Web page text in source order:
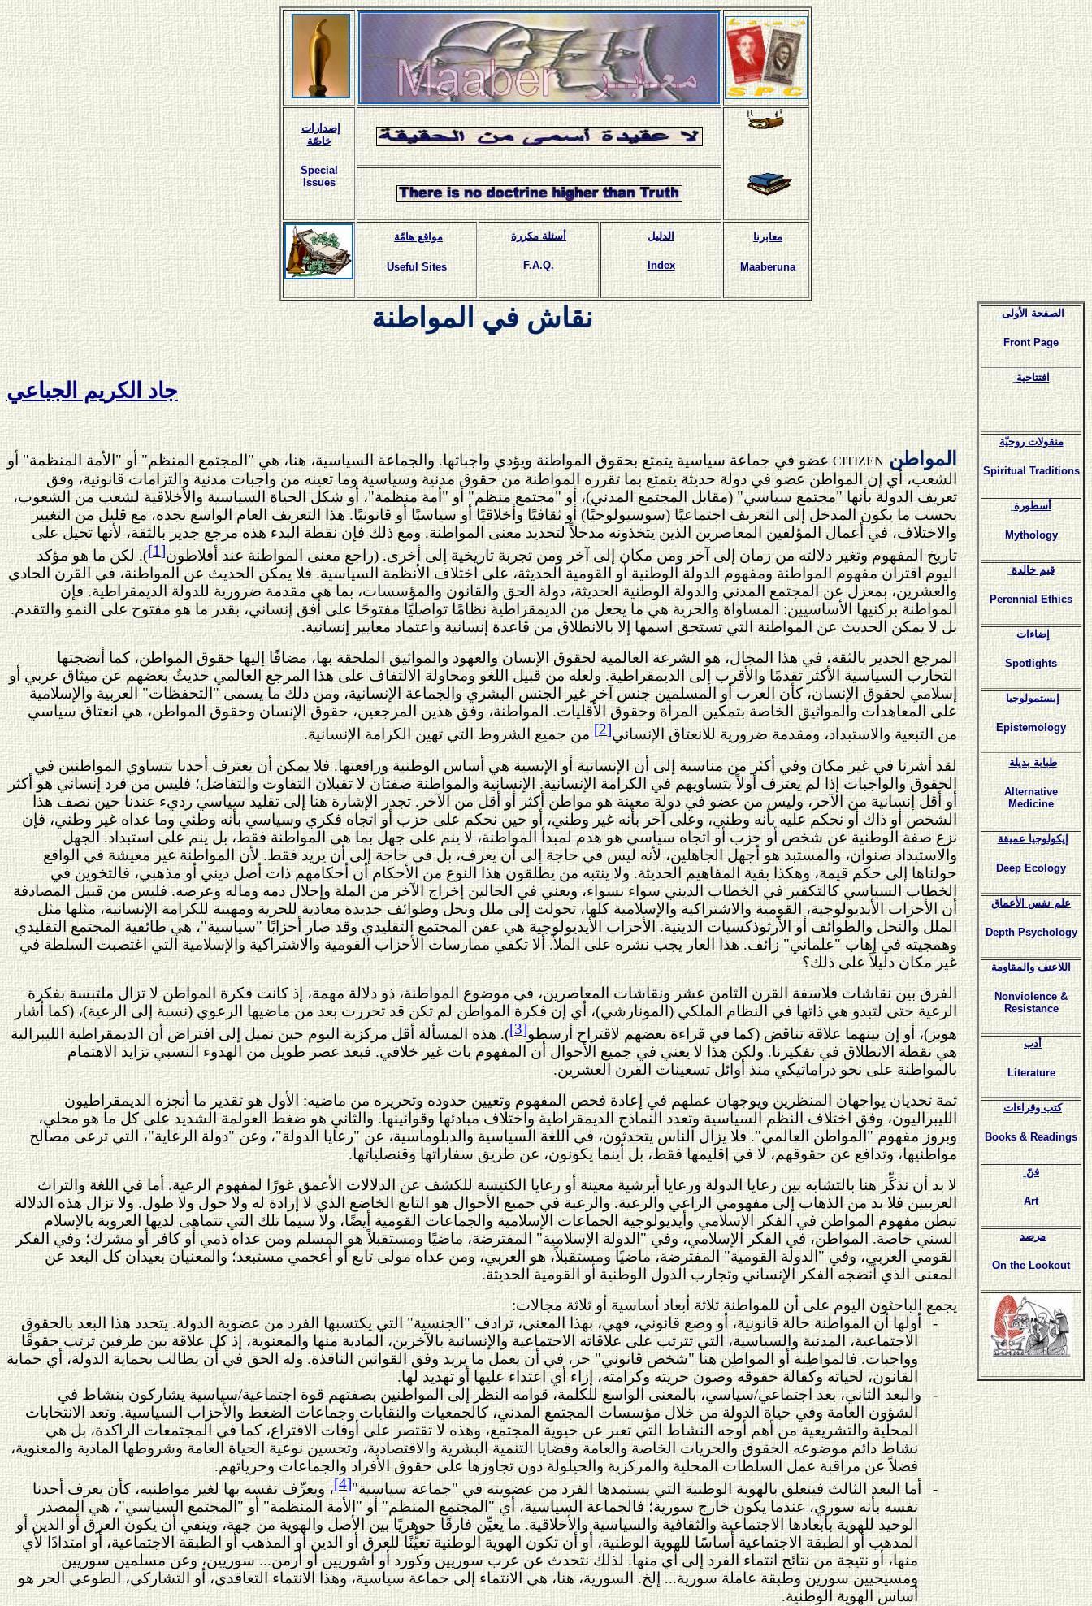
إصدارات
خاصّة
Special
Issues
مواقع هامّة
Useful Sites
أسئلة مكررة
F.A.Q.
الدليل
Index
معابرنا
Maaberuna
نقاش في المواطنة
جاد الكريم الجباعي
المواطن CITIZEN عضو في جماعة سياسية يتمتع بحقوق المواطنة ويؤدي واجباتها. والجماعة السياسية، هنا، هي "المجتمع المنظم" أو "الأمة المنظمة" أو
الشعب، أي إن المواطن عضو في دولة حديثة يتمتع بما تقرره المواطنة من حقوق مدنية وسياسية وما تعينه من واجبات مدنية والتزامات قانونية، وفق
تعريف الدولة بأنها "مجتمع سياسي" (مقابل المجتمع المدني)، أو "مجتمع منظم" أو "أمة منظمة"، أو شكل الحياة السياسية والأخلاقية لشعب من الشعوب،
بحسب ما يكون المدخل إلى التعريف اجتماعيًا (سوسيولوجيًا) أو ثقافيًا وأخلاقيًا أو سياسيًا أو قانونيًا. هذا التعريف العام الواسع نجده، مع قليل من التغيير
والاختلاف، في أعمال المؤلفين المعاصرين الذين يتخذونه مدخلاً لتحديد معنى المواطنة. ومع ذلك فإن نقطة البدء هذه مرجع جدير بالثقة، لأنها تحيل على
تاريخ المفهوم وتغير دلالته من زمان إلى آخر ومن مكان إلى آخر ومن تجربة تاريخية إلى أخرى. (راجع معنى المواطنة عند أفلاطون[1]
). لكن ما هو مؤكد
اليوم اقتران مفهوم المواطنة ومفهوم الدولة الوطنية أو القومية الحديثة، على اختلاف الأنظمة السياسية. فلا يمكن الحديث عن المواطنة، في القرن الحادي
والعشرين، بمعزل عن المجتمع المدني والدولة الوطنية الحديثة، دولة الحق والقانون والمؤسسات، بما هي مقدمة ضرورية للدولة الديمقراطية. فإن
المواطنة بركنيها الأساسيين: المساواة والحرية هي ما يجعل من الديمقراطية نظامًا تواصليًا مفتوحًا على أفق إنساني، بقدر ما هو مفتوح على النمو والتقدم.
بل لا يمكن الحديث عن المواطنة التي تستحق اسمها إلا بالانطلاق من قاعدة إنسانية واعتماد معايير إنسانية.
المرجع الجدير بالثقة، في هذا المجال، هو الشرعة العالمية لحقوق الإنسان والعهود والمواثيق الملحقة بها، مضافًا إليها حقوق المواطن، كما أنضجتها
التجارب السياسية الأكثر تقدمًا والأقرب إلى الديمقراطية. ولعله من قبيل اللغو ومحاولة الالتفاف على هذا المرجع العالمي حديثُ بعضهم عن ميثاق عربي أو
إسلامي لحقوق الإنسان، كأن العرب أو المسلمين جنس آخر غير الجنس البشري والجماعة الإنسانية، ومن ذلك ما يسمى "التحفظات" العربية والإسلامية
على المعاهدات والمواثيق الخاصة بتمكين المرأة وحقوق الأقليات. المواطنة، وفق هذين المرجعين، حقوق الإنسان وحقوق المواطن، هي انعتاق سياسي
من التبعية والاستبداد، ومقدمة ضرورية للانعتاق الإنساني[2]
من جميع الشروط التي تهين الكرامة الإنسانية.
لقد أشرنا في غير مكان وفي أكثر من مناسبة إلى أن الإنسانية أو الإنسية هي أساس الوطنية ورافعتها. فلا يمكن أن يعترف أحدنا بتساوي المواطنين في
الحقوق والواجبات إذا لم يعترف أولاً بتساويهم في الكرامة الإنسانية. الإنسانية والمواطنة صفتان لا تقبلان التفاوت والتفاضل؛ فليس من فرد إنساني هو أكثر
أو أقل إنسانية من الآخر، وليس من عضو في دولة معينة هو مواطن أكثر أو أقل من الآخر. تجدر الإشارة هنا إلى تقليد سياسي رديء عندنا حين نصف هذا
الشخص أو ذاك أو نحكم عليه بأنه وطني، وعلى آخر بأنه غير وطني، أو حين نحكم على حزب أو اتجاه فكري وسياسي بأنه وطني وما عداه غير وطني، فإن
نزع صفة الوطنية عن شخص أو حزب أو اتجاه سياسي هو هدم لمبدأ المواطنة، لا ينم على جهل بما هي المواطنة فقط، بل ينم على استبداد. الجهل
والاستبداد صنوان، والمستبد هو أجهل الجاهلين، لأنه ليس في حاجة إلى أن يعرف، بل في حاجة إلى أن يريد فقط. لأن المواطنة غير معيشة في الواقع
حولناها إلى حكم قيمة، وهكذا بقية المفاهيم الحديثة. ولا ينتبه من يطلقون هذا النوع من الأحكام أن أحكامهم ذات أصل ديني أو مذهبي، فالتخوين في
الخطاب السياسي كالتكفير في الخطاب الديني سواء بسواء، ويعني في الحالين إخراج الآخر من الملة وإحلال دمه وماله وعرضه. فليس من قبيل المصادفة
أن الأحزاب الأيديولوجية، القومية والاشتراكية والإسلامية كلها، تحولت إلى ملل ونحل وطوائف جديدة معادية للحرية ومهينة للكرامة الإنسانية، مثلها مثل
الملل والنحل والطوائف أو الأرثوذكسيات الدينية. الأحزاب الأيديولوجية هي عفن المجتمع التقليدي وقد صار أحزابًا "سياسية"، هي طائفية المجتمع التقليدي
وهمجيته في إهاب "علماني" زائف. هذا العار يجب نشره على الملأ. ألا تكفي ممارسات الأحزاب القومية والاشتراكية والإسلامية التي اغتصبت السلطة في
غير مكان دليلاً على ذلك؟
الفرق بين نقاشات فلاسفة القرن الثامن عشر ونقاشات المعاصرين، في موضوع المواطنة، ذو دلالة مهمة، إذ كانت فكرة المواطن لا تزال ملتبسة بفكرة
الرعية حتى لتبدو هي ذاتها في النظام الملكي (المونارشي)، أي إن فكرة المواطن لم تكن قد تحررت بعد من ماضيها الرعوي (نسبة إلى الرعية)، (كما أشار
هوبز)، أو إن بينهما علاقة تناقض (كما في قراءة بعضهم لاقتراح أرسطو[3]
). هذه المسألة أقل مركزية اليوم حين نميل إلى افتراض أن الديمقراطية الليبرالية
هي نقطة الانطلاق في تفكيرنا. ولكن هذا لا يعني في جميع الأحوال أن المفهوم بات غير خلافي. فبعد عصر طويل من الهدوء النسبي تزايد الاهتمام
بالمواطنة على نحو دراماتيكي منذ أوائل تسعينات القرن العشرين.
ثمة تحديان يواجهان المنظرين ويوجهان عملهم في إعادة فحص المفهوم وتعيين حدوده وتحريره من ماضيه: الأول هو تقدير ما أنجزه الديمقراطيون
الليبراليون، وفق اختلاف النظم السياسية وتعدد النماذج الديمقراطية واختلاف مبادئها وقوانينها. والثاني هو ضغط العولمة الشديد على كل ما هو محلي،
وبروز مفهوم "المواطن العالمي". فلا يزال الناس يتحدثون، في اللغة السياسية والدبلوماسية، عن "رعايا الدولة"، وعن "دولة الرعاية"، التي ترعى مصالح
مواطنيها، وتدافع عن حقوقهم، لا في إقليمها فقط، بل أينما يكونون، عن طريق سفاراتها وقنصلياتها.
لا بد أن نذكِّر هنا بالتشابه بين رعايا الدولة ورعايا أبرشية معينة أو رعايا الكنيسة للكشف عن الدلالات الأعمق غورًا لمفهوم الرعية. أما في اللغة والتراث
العربيين فلا بد من الذهاب إلى مفهومي الراعي والرعية. والرعية في جميع الأحوال هو التابع الخاضع الذي لا إرادة له ولا حول ولا طول. ولا تزال هذه الدلالة
تبطن مفهوم المواطن في الفكر الإسلامي وأيديولوجية الجماعات الإسلامية والجماعات القومية أيضًا، ولا سيما تلك التي تتماهى لديها العروبة بالإسلام
السني خاصة. المواطن، في الفكر الإسلامي، وفي "الدولة الإسلامية" المفترضة، ماضيًا ومستقبلاً هو المسلم ومن عداه ذمي أو كافر أو مشرك؛ وفي الفكر
القومي العربي، وفي "الدولة القومية" المفترضة، ماضيًا ومستقبلاً، هو العربي، ومن عداه مولى تابع أو أعجمي مستبعد؛ والمعنيان بعيدان كل البعد عن
المعنى الذي أنضجه الفكر الإنساني وتجارب الدول الوطنية أو القومية الحديثة.
يجمع الباحثون اليوم على أن للمواطنة ثلاثة أبعاد أساسية أو ثلاثة مجالات:
-
أولها أن المواطنة حالة قانونية، أو وضع قانوني، فهي، بهذا المعنى، ترادف "الجنسية" التي يكتسبها الفرد من عضوية الدولة. يتحدد هذا البعد بالحقوق
الاجتماعية، المدنية والسياسية، التي تترتب على علاقاته الاجتماعية والإنسانية بالآخرين، المادية منها والمعنوية، إذ كل علاقة بين طرفين ترتب حقوقًا
وواجبات. فالمواطِنة أو المواطِن هنا "شخص قانوني" حر، في أن يعمل ما يريد وفق القوانين النافذة. وله الحق في أن يطالب بحماية الدولة، أي حماية
القانون، لحياته وكفالة حقوقه وصون حريته وكرامته، إزاء أي اعتداء عليها أو تهديد لها.
-
والبعد الثاني، بعد اجتماعي/سياسي، بالمعنى الواسع للكلمة، قوامه النظر إلى المواطنين بصفتهم قوة اجتماعية/سياسية يشاركون بنشاط في
الشؤون العامة وفي حياة الدولة من خلال مؤسسات المجتمع المدني، كالجمعيات والنقابات وجماعات الضغط والأحزاب السياسية. وتعد الانتخابات
المحلية والتشريعية من أهم أوجه النشاط التي تعبر عن حيوية المجتمع، وهذه لا تقتصر على أوقات الاقتراع، كما في المجتمعات الراكدة، بل هي
نشاط دائم موضوعه الحقوق والحريات الخاصة والعامة وقضايا التنمية البشرية والاقتصادية، وتحسين نوعية الحياة العامة وشروطها المادية والمعنوية،
فضلاً عن مراقبة عمل السلطات المحلية والمركزية والحيلولة دون تجاوزها على حقوق الأفراد والجماعات وحرياتهم.
-
أما البعد الثالث فيتعلق بالهوية الوطنية التي يستمدها الفرد من عضويته في "جماعة سياسية"[4]
، ويعرِّف نفسه بها لغير مواطنيه، كأن يعرف أحدنا
نفسه بأنه سوري، عندما يكون خارج سورية؛ فالجماعة السياسية، أي "المجتمع المنظم" أو "الأمة المنظمة" أو "المجتمع السياسي"، هي المصدر
الوحيد للهوية بأبعادها الاجتماعية والثقافية والسياسية والأخلاقية. ما يعيِّن فارقًا جوهريًا بين الأصل والهوية من جهة، وينفي أن يكون العرق أو الدين أو
المذهب أو الطبقة الاجتماعية أساسًا للهوية الوطنية، أو أن تكون الهوية الوطنية تعيُّنًا للعرق أو الدين أو المذهب أو الطبقة الاجتماعية، أو امتدادًا لأي
منها، أو نتيجة من نتائج انتماء الفرد إلى أي منها. لذلك نتحدث عن عرب سوريين وكورد أو آشوريين أو أرمن... سوريين، وعن مسلمين سوريين
ومسيحيين سورين وطبقة عاملة سورية... إلخ. السورية، هنا، هي الانتماء إلى جماعة سياسية، وهذا الانتماء التعاقدي، أو التشاركي، الطوعي الحر هو
أساس الهوية الوطنية.
الصفحة الأولى
Front Page
افتتاحية
منقولات روحيّة
Spiritual Traditions
أسطورة
Mythology
قيم خالدة
Perennial Ethics
إضاءات
Spotlights
إبستمولوجيا
Epistemology
طبابة بديلة
Alternative
Medicine
إيكولوجيا عميقة
Deep Ecology
علم نفس الأعماق
Depth Psychology
اللاعنف والمقاومة
Nonviolence &
Resistance
أدب
Literature
كتب وقراءات
Books & Readings
فنّ
Art
مرصد
On the Lookout